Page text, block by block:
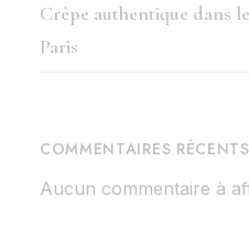
Crêpe authentique dans
Paris
COMMENTAIRES RÉCENTS
Aucun commentaire à